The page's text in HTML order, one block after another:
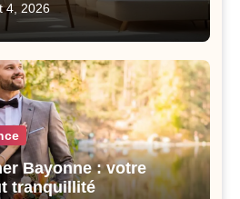
4, 2026
Bayonne : votre
tranquillité